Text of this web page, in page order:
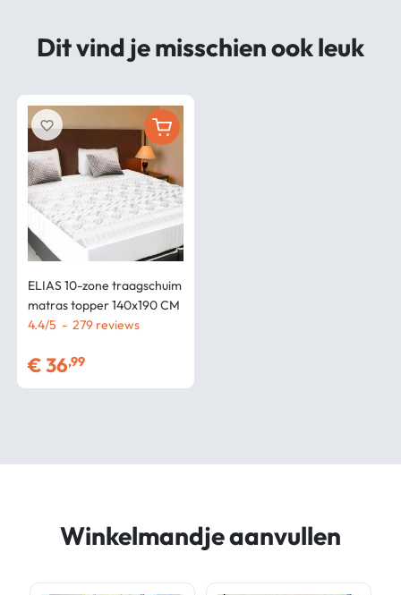
Dit vind je misschien ook leuk
ELIAS 10-zone traagschuim
matras topper 140x190 CM
4.4/5 - 279
€36,99
favorite_border
Winkelmandje aanvullen